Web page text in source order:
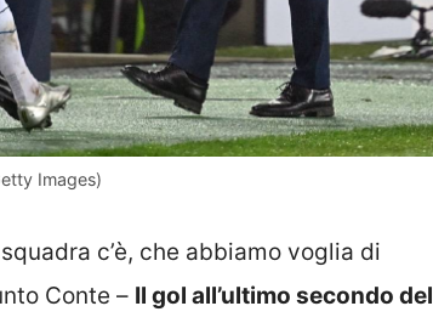
Images)
c’è, che abbiamo voglia di
Conte – Il gol all’ultimo secondo del